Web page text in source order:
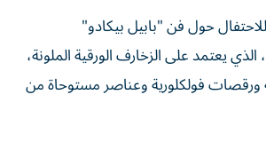
حول فن "بابيل بيكادو"
يعتمد على الزخارف الورقية الملونة،
فولكلورية وعناصر مستوحاة من